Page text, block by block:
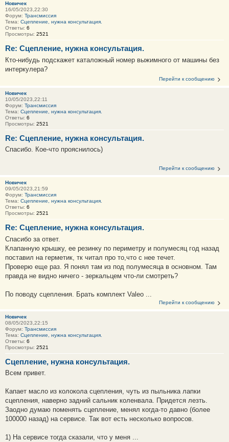
Новичек
16/05/2023,22:30
Форум: Трансмиссия
Тема: Сцепление, нужна консультация.
Ответы: 6
Просмотры: 2521
Re: Сцепление, нужна консультация.
Кто-нибудь подскажет каталожный номер выжимного от машины без
интеркулера?
Перейти к сообщению
Новичек
10/05/2023,22:11
Форум: Трансмиссия
Тема: Сцепление, нужна консультация.
Ответы: 6
Просмотры: 2521
Re: Сцепление, нужна консультация.
Спасибо. Кое-что прояснилось)
Перейти к сообщению
Новичек
09/05/2023,21:59
Форум: Трансмиссия
Тема: Сцепление, нужна консультация.
Ответы: 6
Просмотры: 2521
Re: Сцепление, нужна консультация.
Спасибо за ответ.
Клапанную крышку, ее резинку по периметру и полумесяц год назад
поставил на герметик, тк читал про то,что с нее течет.
Проверю еще раз. Я понял там из под полумесяца в основном. Там
правда не видно ничего - зеркальцем что-ли смотреть?
По поводу сцепления. Брать комплект Valeo ...
Перейти к сообщению
Новичек
08/05/2023,22:15
Форум: Трансмиссия
Тема: Сцепление, нужна консультация.
Ответы: 6
Просмотры: 2521
Сцепление, нужна консультация.
Всем привет.
Капает масло из колокола сцепления, чуть из пыльника лапки
сцепления, наверно задний сальник коленвала. Придется лезть.
Заодно думаю поменять сцепление, менял когда-то давно (более
100000 назад) на сервисе. Так вот есть несколько вопросов.
1) На сервисе тогда сказали, что у меня ...